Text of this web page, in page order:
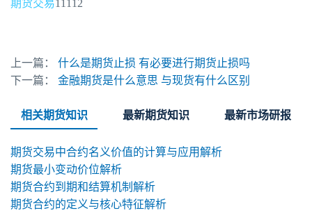
期货交易11112
上一篇：
什么是期货止损 有必要进行期货止损吗
下一篇：
金融期货是什么意思 与现货有什么区别
相关期货知识 最新期货知识 最新市场研报
期货交易中合约名义价值的计算与应用解析
期货最小变动价位解析
期货合约到期和结算机制解析
期货合约的定义与核心特征解析